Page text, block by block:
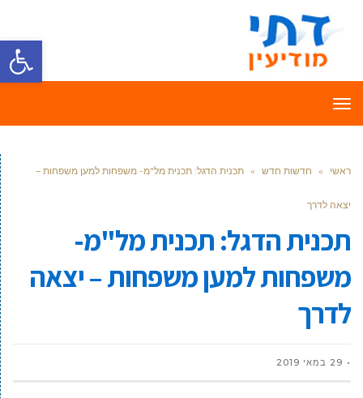
פתח
תפריט
ראשי » חדשות חדש » תכנית הדגל: תכנית מל"מ- משפחות למען משפחות –
יצאה לדרך
תכנית הדגל: תכנית מל"מ-
משפחות למען משפחות – יצאה
לדרך
29 במאי 2019